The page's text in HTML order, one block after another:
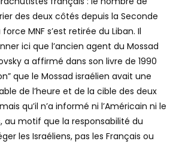
des deux côtés depuis la Seconde
MNF s’est retirée du Liban. Il
ici que l’ancien agent du Mossad
a affirmé dans son livre de 1990
que le Mossad israélien avait une
de l’heure et de la cible des deux
qu’il n’a informé ni l’Américain ni le
au motif que la responsabilité du
les Israéliens, pas les Français ou